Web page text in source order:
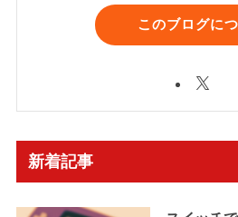
このブログに
新着記事